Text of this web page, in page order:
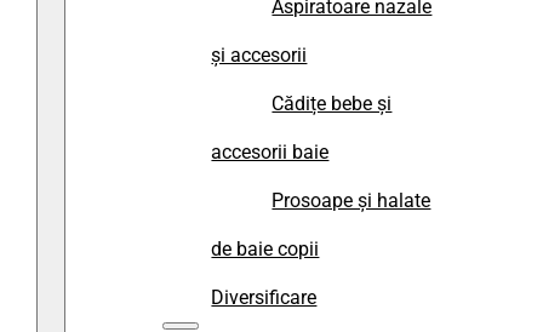
Aspiratoare nazale
și accesorii
Cădițe bebe și
accesorii baie
Prosoape și halate
de baie copii
Diversificare